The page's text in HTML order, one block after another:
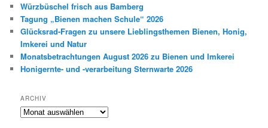
n
Würzbüschel frisch aus Bamberg
Tagung „Bienen machen Schule“ 2026
Glücksrad-Fragen zu unsere Lieblingsthemen Bienen, Honig,
Imkerei und Natur
Monatsbetrachtungen August 2026 zu Bienen und Imkerei
Honigernte- und -verarbeitung Sternwarte 2026
ARCHIV
Archiv